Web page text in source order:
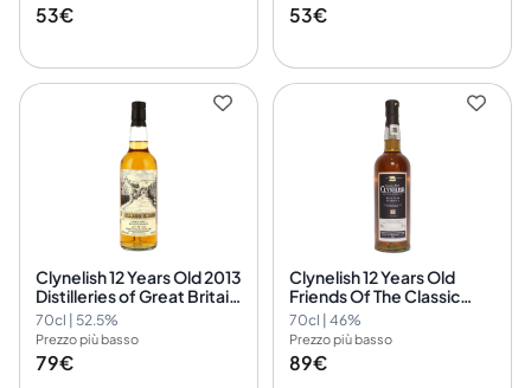
53€ 53€
Clynelish 12 Years Old 2013
Distilleries of Great Britain
& Ireland
Commemorative James
Eadie
70cl | 52.5%
Prezzo più basso
79€
Clynelish 12 Years Old
Friends Of The Classic
Malts
70cl | 46%
Prezzo più basso
89€